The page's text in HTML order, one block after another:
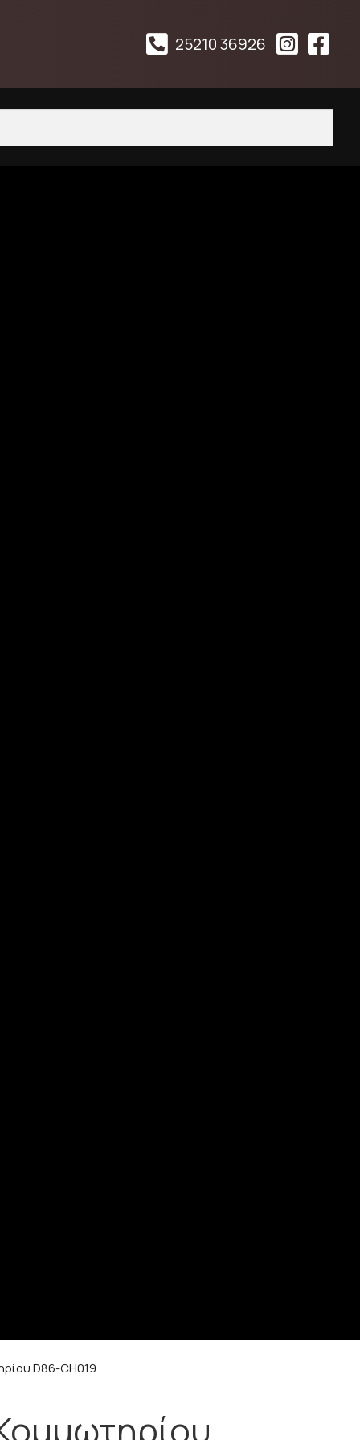
25210 36926
D86-CH019